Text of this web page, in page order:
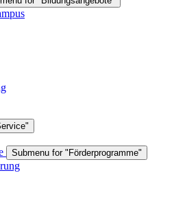
Submenu for "Förderprogramme"